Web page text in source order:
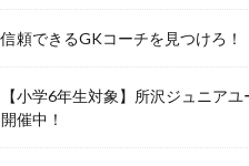
信頼できるGKコーチを見つけろ！
【小学6年生対象】所沢ジュニア
開催中！